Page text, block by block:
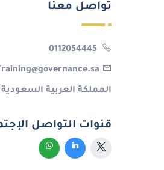
تواصل معنا
المملكة العربية
قنوات التواصل